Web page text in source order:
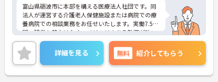
富山県砺波市に本部を構える医療法人社団です。同
法人が運営する介護老人保健施設または病院での療
養病院での相談業務をお任せいたします。実働7.5時
間、残業も基本はなく、メリハリのある勤務が叶い
ます。ご興味のある方には、面接対策ポイントな
ど、さらに詳細をお話しいたしますのでお気軽にご
相談ください！
詳細を見る 無料 紹介してもらう